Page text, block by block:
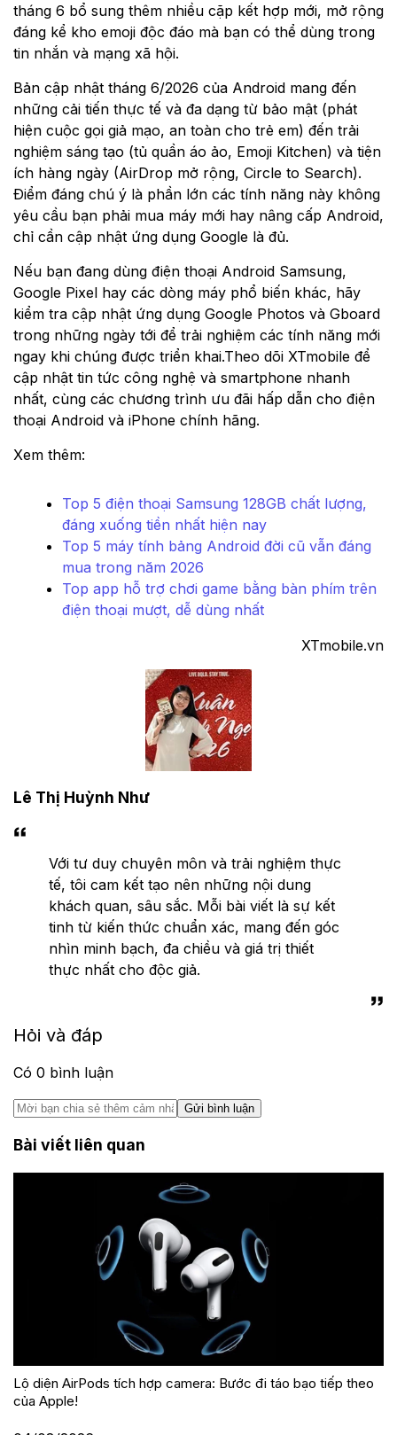
tháng 6 bổ sung thêm nhiều cặp kết hợp mới, mở rộng
đáng kể kho emoji độc đáo mà bạn có thể dùng trong
tin nhắn và mạng xã hội.
Bản cập nhật tháng 6/2026 của Android mang đến
những cải tiến thực tế và đa dạng từ bảo mật (phát
hiện cuộc gọi giả mạo, an toàn cho trẻ em) đến trải
nghiệm sáng tạo (tủ quần áo ảo, Emoji Kitchen) và tiện
ích hàng ngày (AirDrop mở rộng, Circle to Search).
Điểm đáng chú ý là phần lớn các tính năng này không
yêu cầu bạn phải mua máy mới hay nâng cấp Android,
chỉ cần cập nhật ứng dụng Google là đủ.
Nếu bạn đang dùng điện thoại Android Samsung,
Google Pixel hay các dòng máy phổ biến khác, hãy
kiểm tra cập nhật ứng dụng Google Photos và Gboard
trong những ngày tới để trải nghiệm các tính năng mới
ngay khi chúng được triển khai.Theo dõi XTmobile để
cập nhật tin tức công nghệ và smartphone nhanh
nhất, cùng các chương trình ưu đãi hấp dẫn cho điện
thoại Android và iPhone chính hãng.
Xem thêm:
Top 5 điện thoại Samsung 128GB chất lượng,
đáng xuống tiền nhất hiện nay
Top 5 máy tính bảng Android đời cũ vẫn đáng
mua trong năm 2026
Top app hỗ trợ chơi game bằng bàn phím trên
điện thoại mượt, dễ dùng nhất
XTmobile.vn
Lê Thị Huỳnh Như
Với tư duy chuyên môn và trải nghiệm thực
tế, tôi cam kết tạo nên những nội dung
khách quan, sâu sắc. Mỗi bài viết là sự kết
tinh từ kiến thức chuẩn xác, mang đến góc
nhìn minh bạch, đa chiều và giá trị thiết
thực nhất cho độc giả.
Hỏi và đáp
Có 0 bình luận
Gửi bình luận
Bài viết liên quan
Lộ diện AirPods tích hợp camera: Bước đi táo bạo tiếp theo
của Apple!